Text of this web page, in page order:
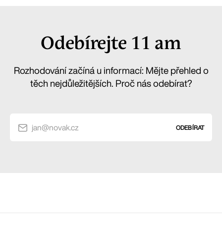
Odebírejte 11 am
Rozhodování začíná u informací: Mějte přehled o
těch nejdůležitějších. Proč nás odebírat?
jan@novak.cz ODEBÍRAT